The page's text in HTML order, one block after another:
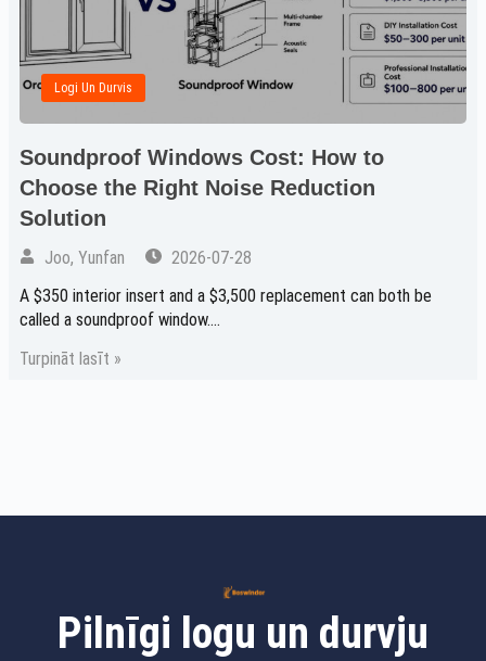
Logi Un Durvis
Soundproof Windows Cost: How to
Choose the Right Noise Reduction
Solution
Joo, Yunfan
2026-07-28
A $350 interior insert and a $3,500 replacement can both be
called a soundproof window....
Turpināt lasīt »
Pilnīgi logu un durvju